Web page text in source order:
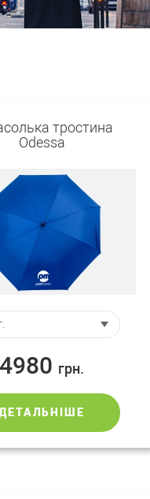
тростина
Odessa
4980 грн.